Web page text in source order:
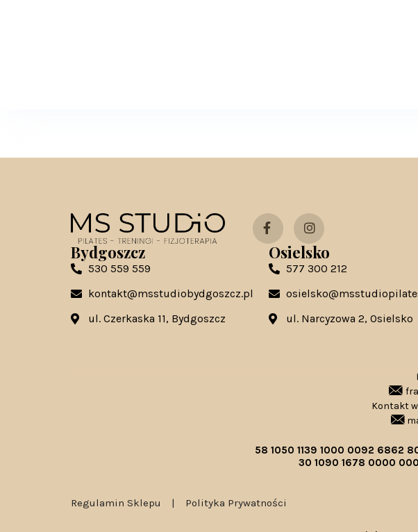
Bydgoszcz
530 559 559
kontakt@msstudiobydgoszcz.pl
ul. Czerkaska 11, Bydgoszcz
Osielsko
577 300 212
ul. Narcyzowa 2, Osielsko
Kontakt
58 1050 1139 1000 0092 6862
30 1090 1678 0000
Regulamin Sklepu | Polityka Prywatności